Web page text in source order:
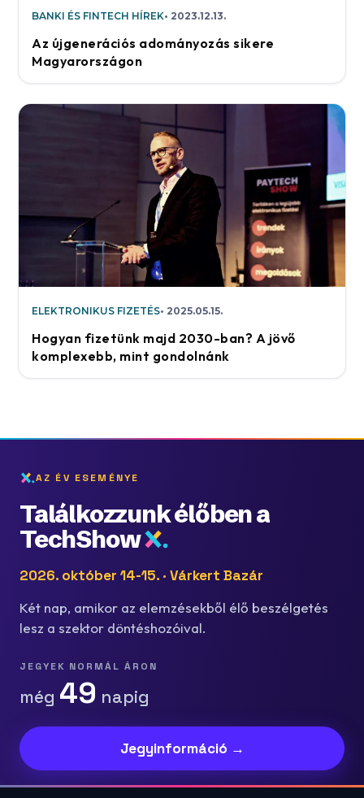
BANKI ÉS FINTECH HÍREK 2023.12.13.
Az újgenerációs adományozás sikere
Magyarországon
ELEKTRONIKUS FIZETÉS 2025.05.15.
Hogyan fizetünk majd 2030-ban? A jövő
komplexebb, mint gondolnánk
AZ ÉV ESEMÉNYE
Találkozzunk élőben a
TechShow
2026. október 14-15. · Várkert Bazár
Két nap, amikor az elemzésekből élő beszélgetés
lesz a szektor döntéshozóival.
JEGYEK NORMÁL ÁRON
még 49 napig
Jegyinformáció →